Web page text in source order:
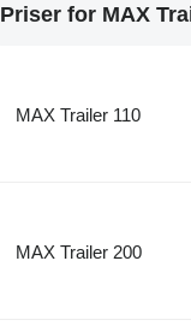
Priser for MAX
MAX Trailer 110
MAX Trailer 200